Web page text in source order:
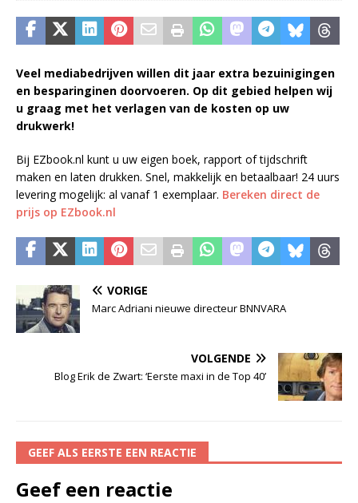
Veel mediabedrijven willen dit jaar extra bezuinigingen
en besparinginen doorvoeren. Op dit gebied helpen wij
u graag met het verlagen van de kosten op uw
drukwerk!
Bij EZbook.nl kunt u uw eigen boek, rapport of tijdschrift
maken en laten drukken. Snel, makkelijk en betaalbaar! 24 uurs
levering mogelijk: al vanaf 1 exemplaar. Bereken direct de
prijs op EZbook.nl
VORIGE
Marc Adriani nieuwe directeur BNNVARA
VOLGENDE
Blog Erik de Zwart: ‘Eerste maxi in de Top 40’
GEEF ALS EERSTE EEN REACTIE
Geef een reactie